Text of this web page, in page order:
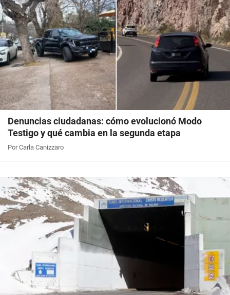
Denuncias ciudadanas: cómo evolucionó Modo
Testigo y qué cambia en la segunda etapa
Por Carla Canizzaro